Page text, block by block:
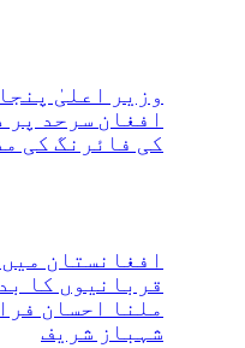
وزیر اعلیٰ
افغان سرحد پر
کی فائرنگ کی
افغانستان
قربانیوں کا
ملنا احسان
شہباز شریف